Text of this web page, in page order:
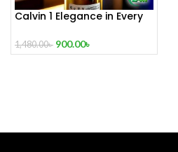
Calvin 1 Elegance in Every
1,480.00৳ 900.00৳